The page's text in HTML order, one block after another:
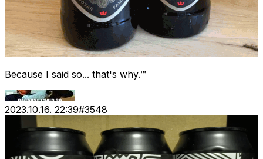
Because I said so... that's why.™
2023.10.16. 22:39#3548